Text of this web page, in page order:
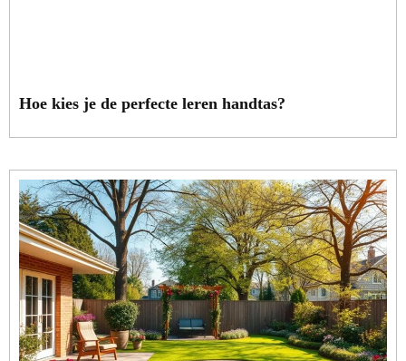
Hoe kies je de perfecte leren handtas?